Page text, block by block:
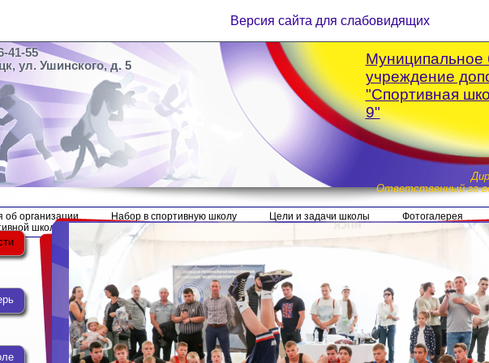
Версия сайта для слабовидящих
41-55
ул. Ушинского, д. 5
Муниципальное
учреждение
"Спортивная
9"
Ответственный за
об организации Набор в спортивную школу Цели и задачи школы
Фотогалерея
школы